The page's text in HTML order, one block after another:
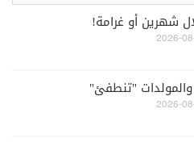
شهرين أو غرامة!
والمولدات "تنطفئ"